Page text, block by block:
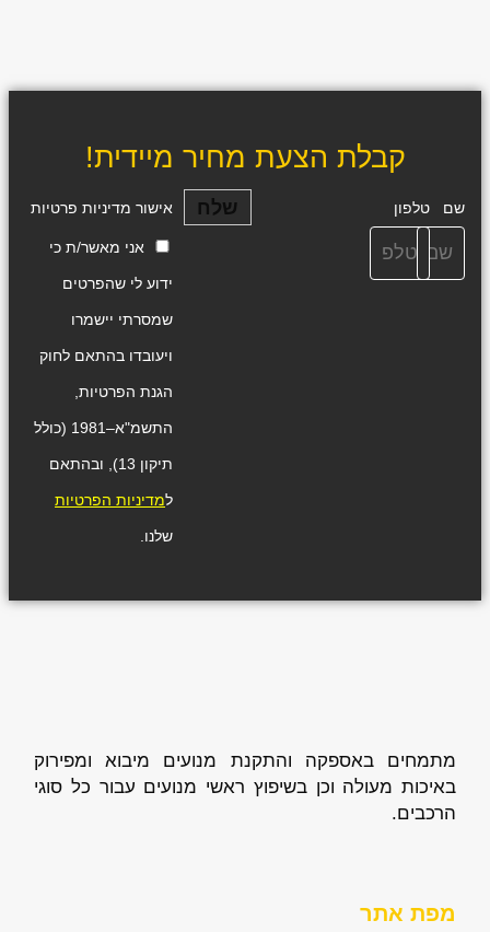
קבלת הצעת מחיר מיידית!
שם טלפון אישור מדיניות פרטיות
אני מאשר/ת כי
ידוע לי שהפרטים
שמסרתי יישמרו
ויעובדו בהתאם לחוק
הגנת הפרטיות,
התשמ"א–1981 (כולל
תיקון 13), ובהתאם
למדיניות הפרטיות
שלנו.
שלח
מתמחים באספקה והתקנת מנועים מיבוא ומפירוק
באיכות מעולה וכן בשיפוץ ראשי מנועים עבור כל סוגי
הרכבים.
מפת אתר